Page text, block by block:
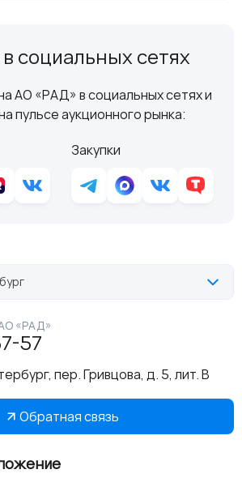
социальных сетях
АО «РАД» в социальных сетях и
пульсе аукционного рынка:
Закупки
«РАД»
57
пер. Гривцова, д. 5, лит. В
Обратная связь